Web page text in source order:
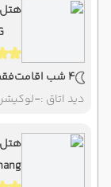
هتل
4 شب اقامت
دید اتاق :-
هتل